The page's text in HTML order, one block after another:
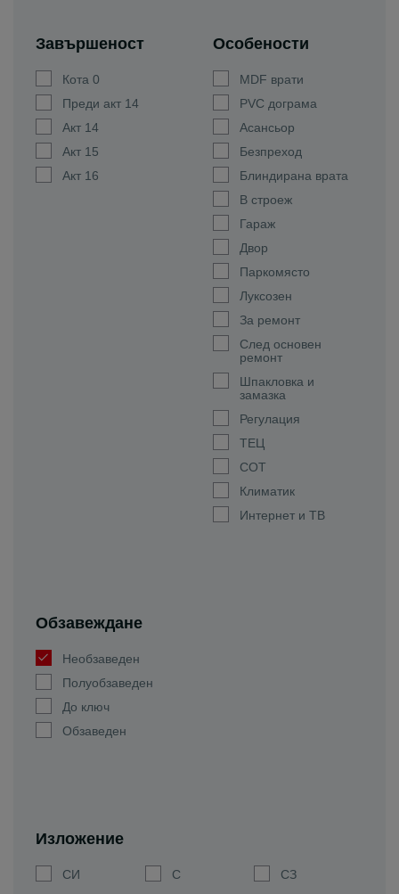
Завършеност
Кота 0
Преди акт 14
Акт 14
Акт 15
Акт 16
Особености
MDF врати
PVC дограма
Асансьор
Безпреход
Блиндирана врата
В строеж
Гараж
Двор
Паркомясто
Луксозен
За ремонт
След основен
ремонт
Шпакловка и
замазка
Регулация
ТЕЦ
СОТ
Климатик
Интернет и ТВ
Обзавеждане
Необзаведен
Полуобзаведен
До ключ
Обзаведен
Изложение
СИ С СЗ